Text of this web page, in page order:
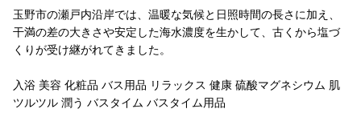
玉野市の瀬戸内沿岸では、温暖な気候と日照時間の長さに加え、
干満の差の大きさや安定した海水濃度を生かして、古くから塩づ
くりが受け継がれてきました。
入浴 美容 化粧品 バス用品 リラックス 健康 硫酸マグネシウム 肌
ツルツル 潤う バスタイム バスタイム用品